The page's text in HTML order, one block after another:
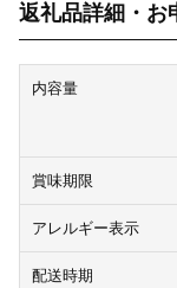
返礼品詳細・お
内容量
賞味期限
アレルギー表示
配送時期